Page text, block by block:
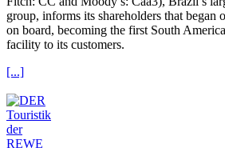
group, informs its shareholders that began
on board, becoming the first South
facility to its customers.
[...]